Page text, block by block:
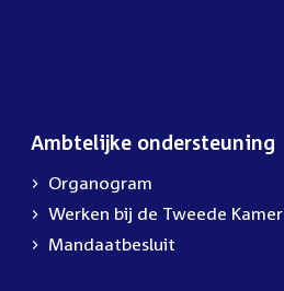
Ambtelijke ondersteuning
Organogram
External
link:
Werken bij de Tweede Kamer
Mandaatbesluit